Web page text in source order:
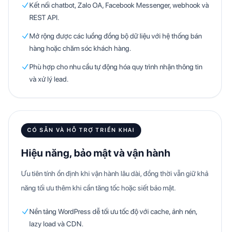
Kết nối chatbot, Zalo OA, Facebook Messenger, webhook và
REST API.
Mở rộng được các luồng đồng bộ dữ liệu với hệ thống bán
hàng hoặc chăm sóc khách hàng.
Phù hợp cho nhu cầu tự động hóa quy trình nhận thông tin
và xử lý lead.
CÓ SẴN VÀ HỖ TRỢ TRIỂN KHAI
Hiệu năng, bảo mật và vận hành
Ưu tiên tính ổn định khi vận hành lâu dài, đồng thời vẫn giữ khả
năng tối ưu thêm khi cần tăng tốc hoặc siết bảo mật.
Nền tảng WordPress dễ tối ưu tốc độ với cache, ảnh nén,
lazy load và CDN.